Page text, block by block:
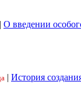
| О введении
| История